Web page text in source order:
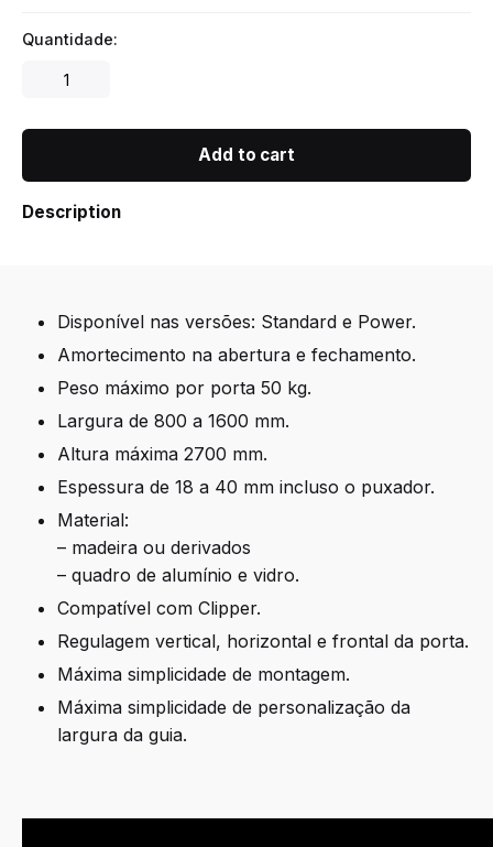
Quantidade:
Sistema
Standard
Add to cart
Description
Disponível nas versões: Standard e Power.
Amortecimento na abertura e fechamento.
Peso máximo por porta 50 kg.
Largura de 800 a 1600 mm.
Altura máxima 2700 mm.
Espessura de 18 a 40 mm incluso o puxador.
Material:
– madeira ou derivados
– quadro de alumínio e vidro.
Compatível com Clipper.
Regulagem vertical, horizontal e frontal da porta.
Máxima simplicidade de montagem.
Máxima simplicidade de personalização da
largura da guia.